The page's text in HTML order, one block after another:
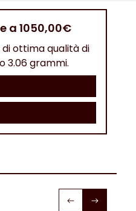
a 1050,00€
ottima qualità di
3.06 grammi.